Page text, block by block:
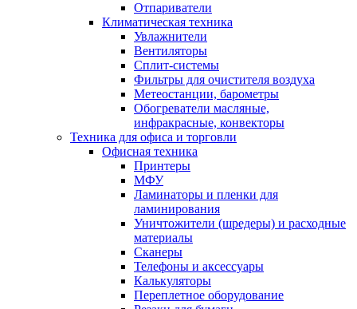
Отпариватели
Климатическая техника
Увлажнители
Вентиляторы
Сплит-системы
Фильтры для очистителя воздуха
Метеостанции, барометры
Обогреватели масляные,
инфракрасные, конвекторы
Техника для офиса и торговли
Офисная техника
Принтеры
МФУ
Ламинаторы и пленки для
ламинирования
Уничтожители (шредеры) и расходные
материалы
Сканеры
Телефоны и аксессуары
Калькуляторы
Переплетное оборудование